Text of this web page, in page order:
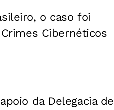
o caso foi
Cibernéticos
da Delegacia de